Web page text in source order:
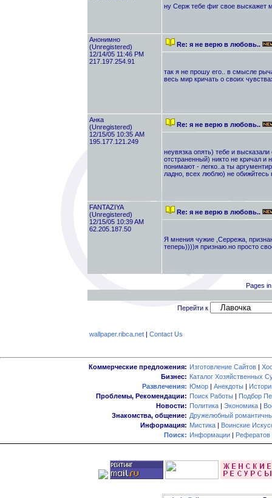
ну Серж тебе фиг свое выскажет
Анонимно
(Unregistered)
12/14/05 11:46 PM
217.197.254.91
Re: я не верю в любовь..
так я не прошу его.. в смысле
весь мир кричать о своих
Анка
(Unregistered)
12/15/05 10:35 AM
195.177.121.249
Re: я не верю в любовь..
неувязка опять) тебе и
отстраненный) никто не кричал и
понимают - легко..а ты
ладно, всех люблю) не обижйтесь
FANTAZIYA
(Unregistered)
12/15/05 10:39 AM
62.205.187.50
Re: я не верю в любовь..
Я мнения чужие ,Серрежа,
теперь))))я признаю.но просто
Pages
Перейти к
wallpaper.ribca.net| Contact Us
Коммерческие предложения: Изготовление Сайтов |
Бизнес: Каталог Хозяйственных
Развлечения: Юмор | Анекдоты |
Проблемы, Рекомендации: Поиск Работы | Подбор
Новости: Политика | Экономика |
Знакомства, общение: Дружелюбный
Информация: Мистика | Воинские
Поиск: Информации | Рефератов